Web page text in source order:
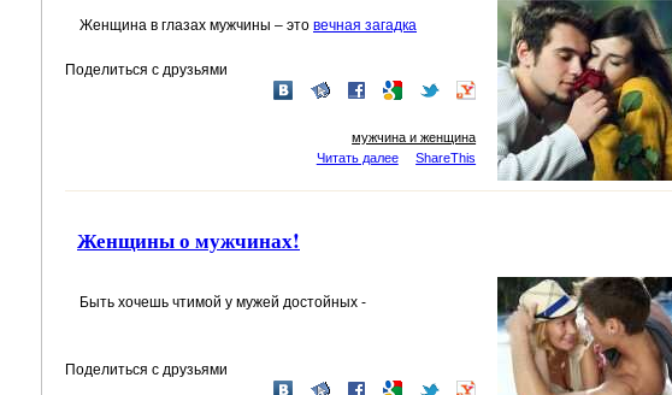
Женщина в глазах мужчины – это вечная загадка
Поделиться с друзьями
мужчина и женщина
Читать далее
ShareThis
Женщины о мужчинах!
Быть хочешь чтимой у мужей достойных -
Поделиться с друзьями